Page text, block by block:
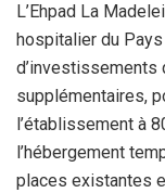
L’Ehpad La
hospitalier du Pays
d’investissements
supplémentaires,
l’établissement à
l’hébergement
places existantes